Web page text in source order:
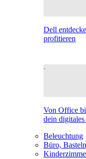
Dell
profitieren
Von Office
dein
Beleuchtung
Büro,